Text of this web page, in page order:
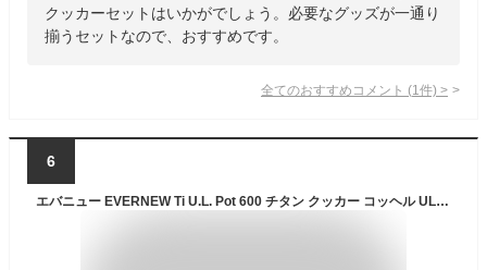
クッカーセットはいかがでしょう。必要なグッズが一通り
揃うセットなので、おすすめです。
全てのおすすめコメント (1 件) >
6
エバニュー EVERNEW Ti U.L. Pot 600 チタン クッカー コッヘル UL ウルトラライト 登山 ハイキング